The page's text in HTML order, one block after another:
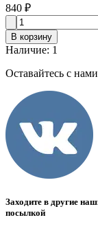
840 ₽
В корзину
Наличие: 1
Оставайтесь с
Заходите в другие
посылкой